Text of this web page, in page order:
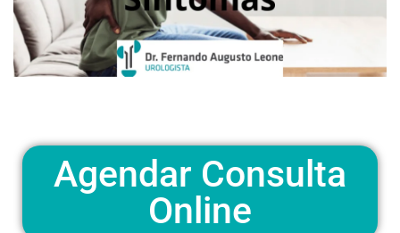
Agendar Consulta
Online